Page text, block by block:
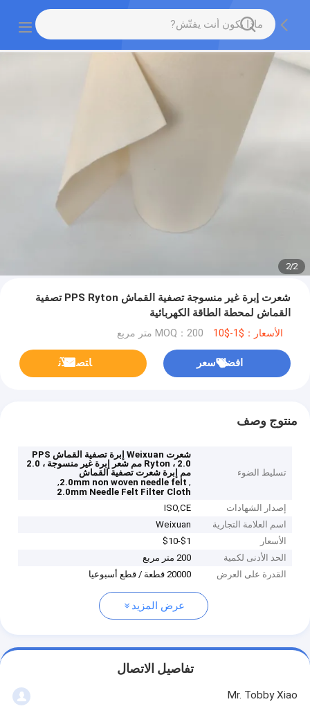
2
/
2
شعرت إبرة غير منسوجة تصفية القماش PPS Ryton تصفية
القماش لمحطة الطاقة الكهربائية
الأسعار：$1-$10 MOQ：200 متر مربع
افضل سعر ﺎﺘﺼﻟ ﺍﻶﻧ
منتوج وصف
تسليط الضوء
شعرت Weixuan إبرة تصفية القماش PPS
Ryton ، 2.0 مم شعر إبرة غير منسوجة ، 2.0
مم إبرة شعرت تصفية القماش
,
2.0mm non woven needle felt
,
2.0mm Needle Felt Filter Cloth
إصدار الشهادات
ISO,CE
اسم العلامة التجارية
Weixuan
الأسعار
$1-$10
الحد الأدنى لكمية
200 متر مربع
القدرة على العرض
20000 قطعة / قطع أسبوعيا
عرض المزيد
تفاصيل الاتصال
Mr. Tobby Xiao